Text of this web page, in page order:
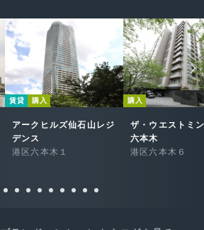
賃貸 購入
アークヒルズ仙石山レジ
デンス
港区六本木１
購入
ザ・ウエストミ
六本木
港区六本木６